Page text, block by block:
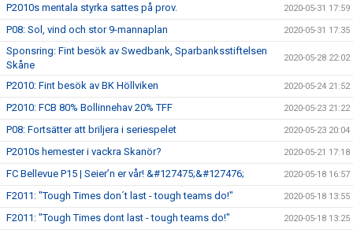
P2010s mentala styrka sattes på prov. 2020-05-31 17:59
P08: Sol, vind och stor 9-mannaplan 2020-05-31 17:35
Sponsring: Fint besök av Swedbank, Sparbanksstiftelsen
Skåne
2020-05-28 22:02
P2010: Fint besök av BK Höllviken 2020-05-24 21:52
P2010: FCB 80% Bollinnehav 20% TFF 2020-05-23 21:22
P08: Fortsätter att briljera i seriespelet 2020-05-23 20:04
P2010s hemester i vackra Skanör? 2020-05-21 17:18
FC Bellevue P15 | Seier’n er vår! &#127475;&#127476; 2020-05-18 16:57
F2011: "Tough Times don´t last - tough teams do!" 2020-05-18 13:55
F2011: "Tough Times dont last - tough teams do!" 2020-05-18 13:25